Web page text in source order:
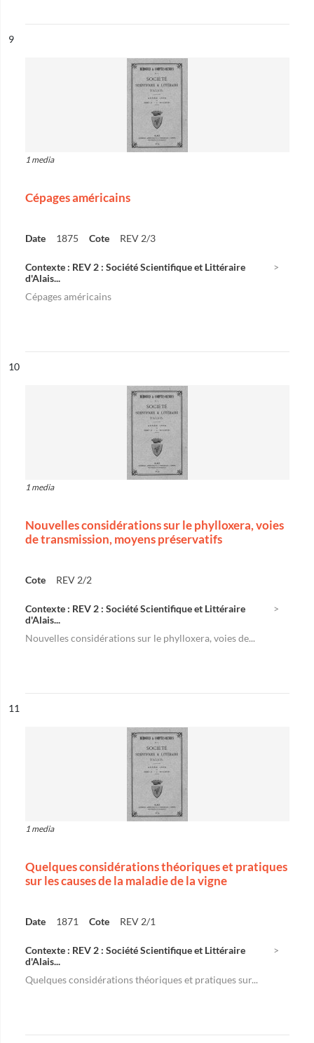
n°
9
1 media
Cépages américains
Date 1875 Cote REV 2/3
Contexte : REV 2 : Société Scientifique et Littéraire
d'Alais...
Cépages américains
n°
10
1 media
Nouvelles considérations sur le phylloxera, voies
de transmission, moyens préservatifs
Cote REV 2/2
Contexte : REV 2 : Société Scientifique et Littéraire
d'Alais...
Nouvelles considérations sur le phylloxera, voies de...
n°
11
1 media
Quelques considérations théoriques et pratiques
sur les causes de la maladie de la vigne
Date 1871 Cote REV 2/1
Contexte : REV 2 : Société Scientifique et Littéraire
d'Alais...
Quelques considérations théoriques et pratiques sur...